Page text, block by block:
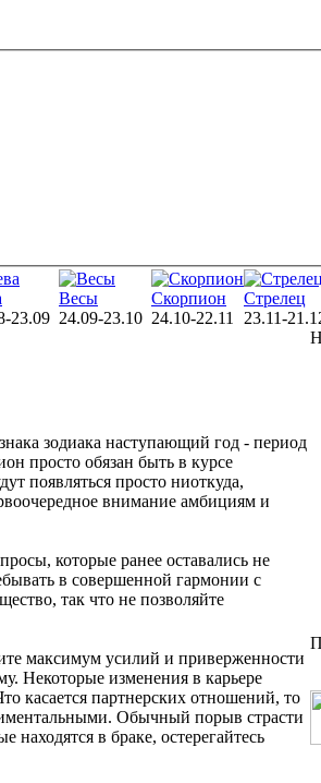
23.09
Весы
24.09-23.10
Скорпион
24.10-22.11
Стрелец
23.11-
зодиака наступающий год - период
просто обязан быть в курсе
появляться просто ниоткуда,
внимание амбициям и
которые ранее оставались не
в совершенной гармонии с
так что не позволяйте
максимум усилий и приверженности
Некоторые изменения в карьере
касается партнерских отношений, то
Обычный порыв страсти
находятся в браке, остерегайтесь